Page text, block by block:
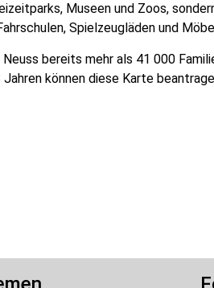
Museen und Zoos,
Spielzeugläden und
bereits mehr als 41 000
können diese Karte